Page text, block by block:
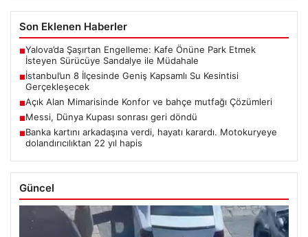
Son Eklenen Haberler
■Yalova’da Şaşırtan Engelleme: Kafe Önüne Park Etmek
İsteyen Sürücüye Sandalye ile Müdahale
■İstanbul’un 8 İlçesinde Geniş Kapsamlı Su Kesintisi
Gerçekleşecek
■Açık Alan Mimarisinde Konfor ve bahçe mutfağı Çözümleri
■Messi, Dünya Kupası sonrası geri döndü
■Banka kartını arkadaşına verdi, hayatı karardı. Motokuryeye
dolandırıcılıktan 22 yıl hapis
Güncel